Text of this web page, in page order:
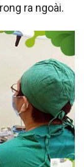
ra ngoài.